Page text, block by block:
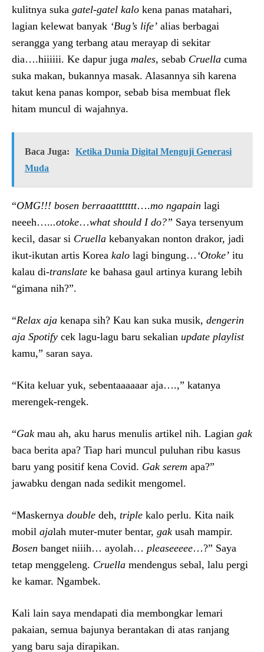
kulitnya suka gatel-gatel kalo kena panas matahari,
lagian kelewat banyak ‘Bug’s life’ alias berbagai
serangga yang terbang atau merayap di sekitar
dia….hiiiiii. Ke dapur juga males, sebab Cruella cuma
suka makan, bukannya masak. Alasannya sih karena
takut kena panas kompor, sebab bisa membuat flek
hitam muncul di wajahnya.
Baca Juga:
Ketika Dunia Digital Menguji Generasi
Muda
“OMG!!! bosen berraaattttttt….mo ngapain lagi
neeeh…...otoke…what should I do?” Saya tersenyum
kecil, dasar si Cruella kebanyakan nonton drakor, jadi
ikut-ikutan artis Korea kalo lagi bingung… ‘Otoke’ itu
kalau di-translate ke bahasa gaul artinya kurang lebih
“gimana nih?”.
“Relax aja kenapa sih? Kau kan suka musik, dengerin
aja Spotify cek lagu-lagu baru sekalian update playlist
kamu,” saran saya.
“Kita keluar yuk, sebentaaaaaar aja….,” katanya
merengek-rengek.
“Gak mau ah, aku harus menulis artikel nih. Lagian gak
baca berita apa? Tiap hari muncul puluhan ribu kasus
baru yang positif kena Covid. Gak serem apa?”
jawabku dengan nada sedikit mengomel.
“Maskernya double deh, triple kalo perlu. Kita naik
mobil ajalah muter-muter bentar, gak usah mampir.
Bosen banget niiih… ayolah… pleaseeeee…?” Saya
tetap menggeleng. Cruella mendengus sebal, lalu pergi
ke kamar. Ngambek.
Kali lain saya mendapati dia membongkar lemari
pakaian, semua bajunya berantakan di atas ranjang
yang baru saja dirapikan.